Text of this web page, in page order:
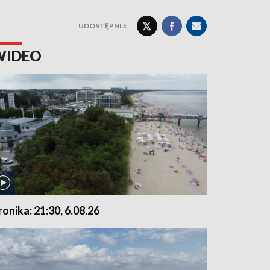
UDOSTĘPNIJ:
21:30, 6.08.26